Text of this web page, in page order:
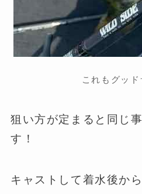
これもグッド
狙い方が定まると同じ
す！
キャストして着水後か